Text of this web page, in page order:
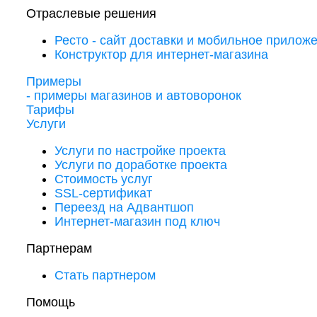
Отраслевые решения
Ресто - сайт доставки и мобильное
Конструктор для интернет-магазина
Примеры
- примеры магазинов и автоворонок
Тарифы
Услуги
Услуги по настройке проекта
Услуги по доработке проекта
Стоимость услуг
SSL-сертификат
Переезд на Адвантшоп
Интернет-магазин под ключ
Партнерам
Стать партнером
Помощь